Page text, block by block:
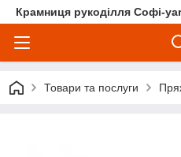
Крамниця рукоділля Софі-
Товари та послуги